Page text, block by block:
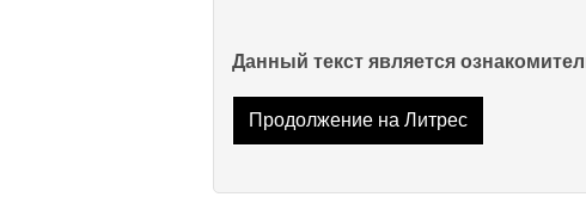
Данный текст является
Продолжение на Литрес